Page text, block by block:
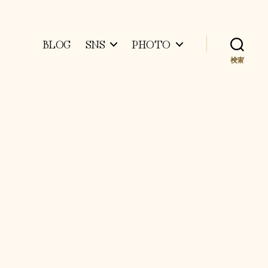
BLOG SNS PHOTO
検索